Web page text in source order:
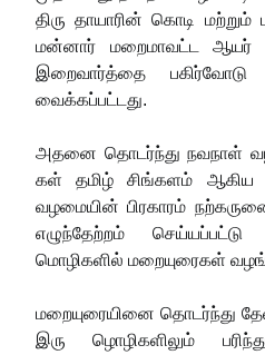
திரு தாயாரின் கொடி மற்றும்
மன்னார் மறைமாவட்ட
இறைவார்த்தை பகிர்வோடு
வைக்கப்பட்டது.
அதனை தொடர்ந்து நவநாள்
கள் தமிழ் சிங்களம் ஆகிய
வழமையின் பிரகாரம்
எழுந்தேற்றம்
மொழிகளில் மறையுரைகள்
மறையுரையினை தொடர்ந்து
இரு ழொழிகளிலும்